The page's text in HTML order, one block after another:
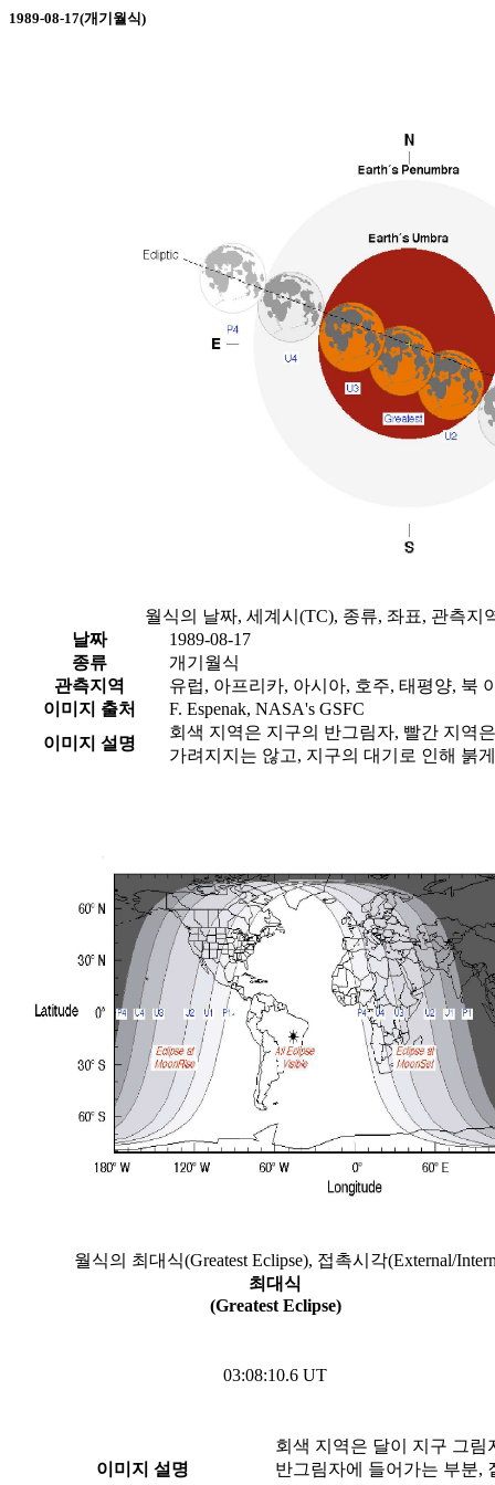
1989-08-17(개기월식)
월식의 날짜, 세계시(TC), 종류, 좌표, 관측
날짜
1989-08-17
종류
개기월식
관측지역
유럽, 아프리카, 아시아, 호주, 태평양, 북
이미지 출처
F. Espenak, NASA's GSFC
이미지 설명
회색 지역은 지구의 반그림자, 빨간 지역
가려지지는 않고, 지구의 대기로 인해 붉
월식의 최대식(Greatest Eclipse), 접촉시각(External/
최대식
(Greatest Eclipse)
03:08:10.6 UT
이미지 설명
회색 지역은 달이 지구 그
반그림자에 들어가는 부분,